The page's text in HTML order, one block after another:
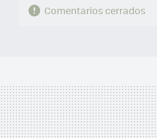
Comentarios cerrados